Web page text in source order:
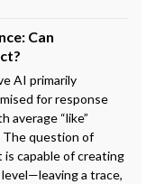
Can
AI primarily
for response
average “like”
The question of
capable of creating
a trace,